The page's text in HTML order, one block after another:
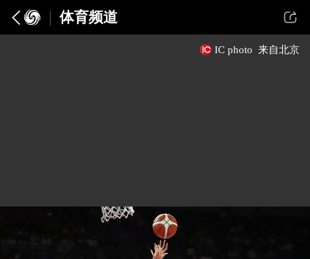
体育频道
IC photo 来自北京